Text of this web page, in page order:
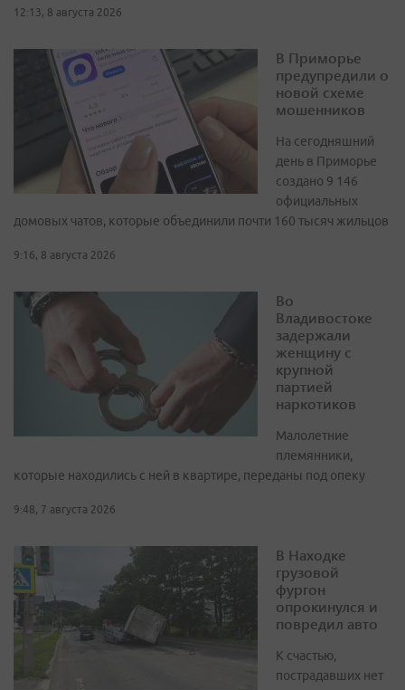
12:13, 8 августа 2026
В Приморье
предупредили о
новой схеме
мошенников
На сегодняшний
день в Приморье
создано 9 146
официальных
домовых чатов, которые объединили почти 160 тысяч жильцов
9:16, 8 августа 2026
Во
Владивостоке
задержали
женщину с
крупной
партией
наркотиков
Малолетние
племянники,
которые находились с ней в квартире, переданы под опеку
9:48, 7 августа 2026
В Находке
грузовой
фургон
опрокинулся и
повредил авто
К счастью,
пострадавших нет